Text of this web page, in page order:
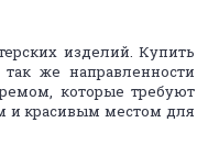
изделий. Купить
же направленности
которые требуют
и красивым местом для